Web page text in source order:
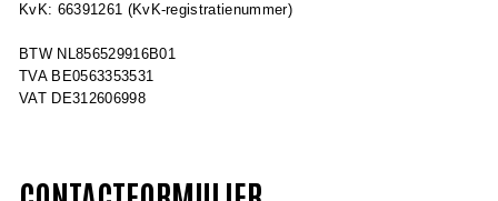
KvK: 66391261 (KvK-registratienummer)
BTW NL856529916B01
TVA BE0563353531
VAT DE312606998